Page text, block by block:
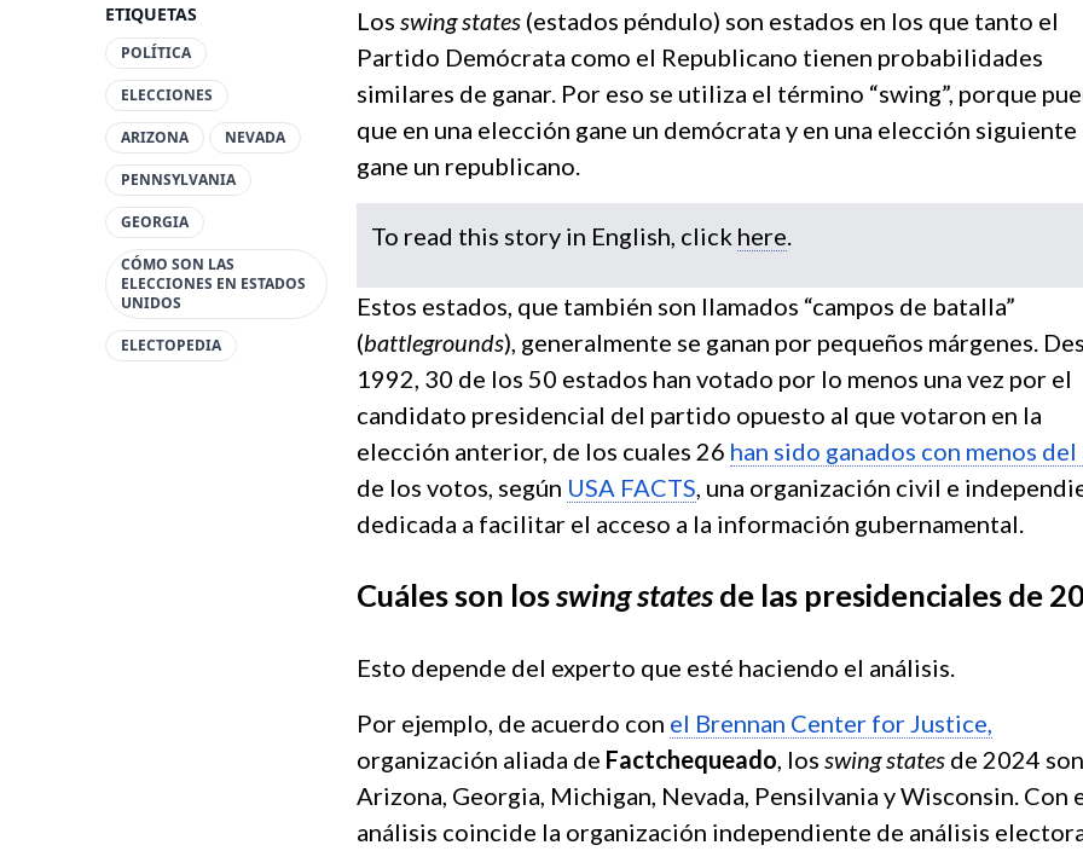
ETIQUETAS
POLÍTICA
ELECCIONES
ARIZONA NEVADA
PENNSYLVANIA
GEORGIA
CÓMO SON LAS
ELECCIONES EN ESTADOS
UNIDOS
ELECTOPEDIA
Los swing states (estados péndulo) son estados en los que tanto el
Partido Demócrata como el Republicano tienen probabilidades
similares de ganar. Por eso se utiliza el término “swing”, porque
que en una elección gane un demócrata y en una elección siguiente
gane un republicano.
To read this story in English, click here
Estos estados, que también son llamados “campos de batalla”
(battlegrounds), generalmente se ganan por pequeños márgenes.
1992, 30 de los 50 estados han votado por lo menos una vez por el
candidato presidencial del partido opuesto al que votaron en la
elección anterior, de los cuales 26 han sido ganados con menos del
de los votos, según USA FACTS , una organización civil e
dedicada a facilitar el acceso a la información gubernamental.
Cuáles son losswing states de las presidenciales de
Esto depende del experto que esté haciendo el análisis.
Por ejemplo, de acuerdo con el Brennan Center for Justice,
organización aliada de Factchequeado , los swing states de 2024
Arizona, Georgia, Michigan, Nevada, Pensilvania y Wisconsin. Con
análisis coincide la organización independiente de análisis